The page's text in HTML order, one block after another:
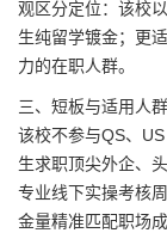
观区分定位：该校
生纯留学镀金；更
力的在职人群。
三、短板与适用人
该校不参与QS、
生求职顶尖外企、
专业线下实操考核
金量精准匹配职场